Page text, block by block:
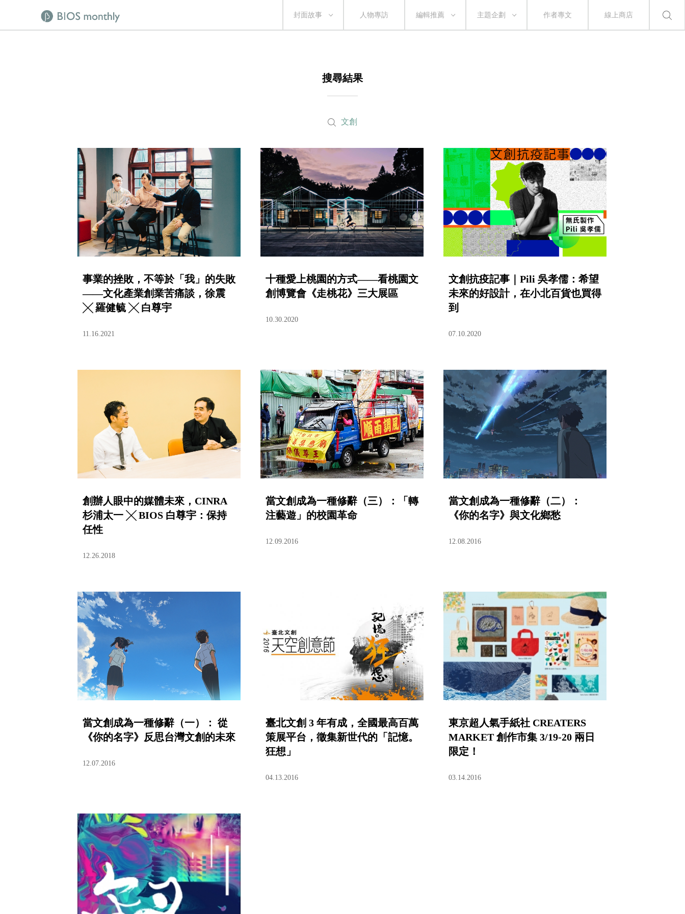
封面故事 人物專訪 編輯推薦 主題企劃 作者專文 線上商店
搜尋結果
文創
事業的挫敗，不等於「我」的失敗
——文化產業創業苦痛談，徐震
╳ 羅健毓 ╳ 白尊宇
11.16.2021
十種愛上桃園的方式——看桃園文
創博覽會《走桃花》三大展區
10.30.2020
文創抗疫記事｜Pili 吳孝儒：希望
未來的好設計，在小北百貨也買得
到
07.10.2020
創辦人眼中的媒體未來，CINRA
杉浦太一 ╳ BIOS 白尊宇：保持
任性
12.26.2018
當文創成為一種修辭（三）：「轉
注藝遊」的校園革命
12.09.2016
當文創成為一種修辭（二）：
《你的名字》與文化鄉愁
12.08.2016
當文創成為一種修辭（一）： 從
《你的名字》反思台灣文創的未來
12.07.2016
臺北文創 3 年有成，全國最高百萬
策展平台，徵集新世代的「記憶。
狂想」
04.13.2016
東京超人氣手紙社 CREATERS
MARKET 創作市集 3/19-20 兩日
限定！
03.14.2016